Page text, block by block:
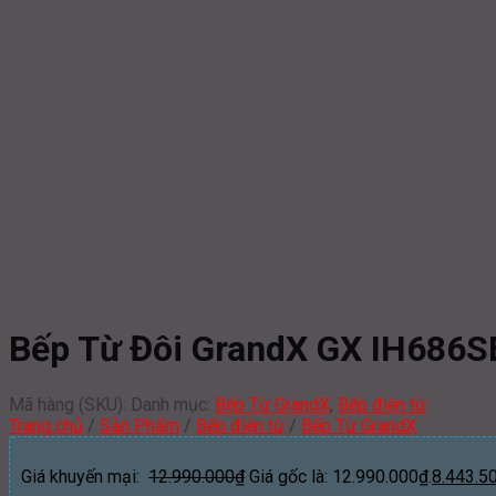
Bếp Từ Đôi GrandX GX
Mã hàng (SKU): Danh mục: Bếp Từ GrandX, Bếp điện từ
Trang chủ / Sản Phẩm / Bếp điện từ / Bếp Từ GrandX
Giá khuyến mại: 12.990.000₫ Giá gốc là: 12.990.000₫.